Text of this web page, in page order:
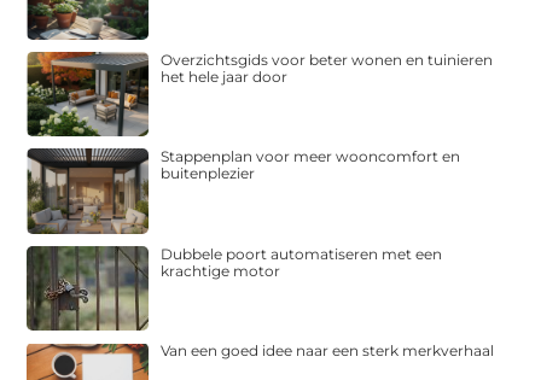
Overzichtsgids voor beter wonen en tuinieren
het hele jaar door
Stappenplan voor meer wooncomfort en
buitenplezier
Dubbele poort automatiseren met een
krachtige motor
Van een goed idee naar een sterk merkverhaal